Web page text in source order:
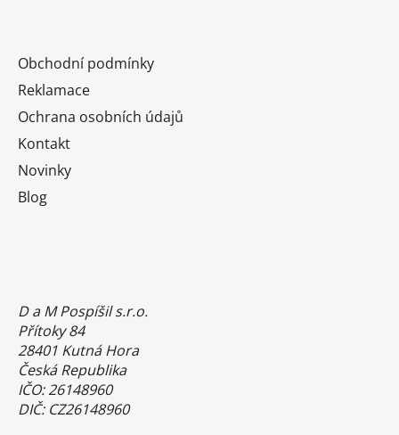
Obchodní podmínky
Reklamace
Ochrana osobních údajů
Kontakt
Novinky
Blog
D a M Pospíšil s.r.o.
Přítoky 84
28401 Kutná Hora
Česká Republika
IČO: 26148960
DIČ: CZ26148960